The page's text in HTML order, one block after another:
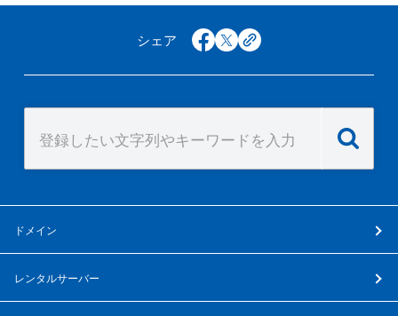
シェア facebook
x copy
ドメイン
レンタルサーバー